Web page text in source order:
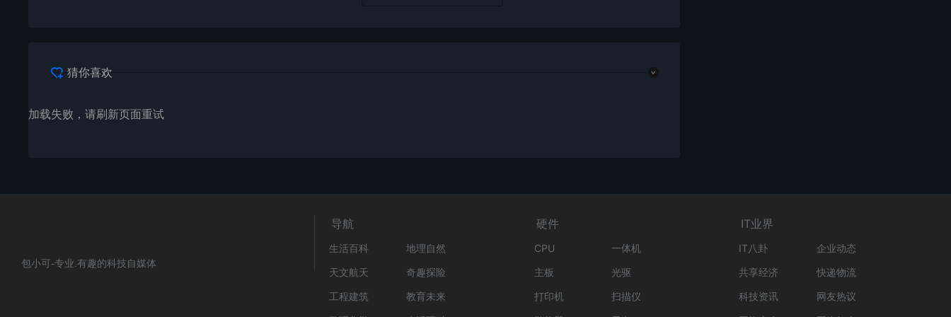
猜你喜欢
加载失败，请刷新页面重试
包小可-专业.有趣的科技自媒体
导航
生活百科
地理自然
天文航天
奇趣探险
工程建筑
教育未来
硬件
CPU
一体机
主板
光驱
打印机
扫描仪
IT业界
IT八卦
企业动态
共享经济
快递物流
科技资讯
网友热议